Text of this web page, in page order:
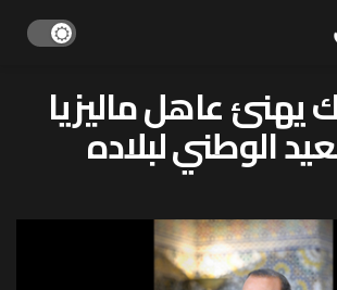
يهنئ عاهل ماليزيا
الوطني لبلاده